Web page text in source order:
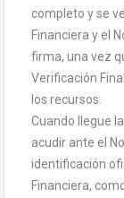
completo y se
Financiera y el
firma, una vez
Verificación
los recursos.
Cuando llegue
acudir ante el
identificación
Financiera,